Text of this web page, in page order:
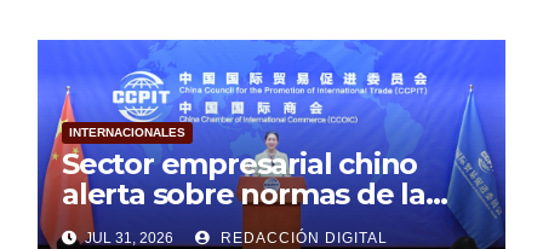
INTERNACIONALES
Sector empresarial chino
alerta sobre normas de la
Unión Europea
JUL 31, 2026 REDACCIÓN DIGITAL